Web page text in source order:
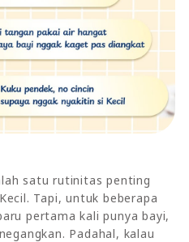
satu rutinitas penting
Tapi, untuk beberapa
pertama kali punya bayi,
Padahal, kalau